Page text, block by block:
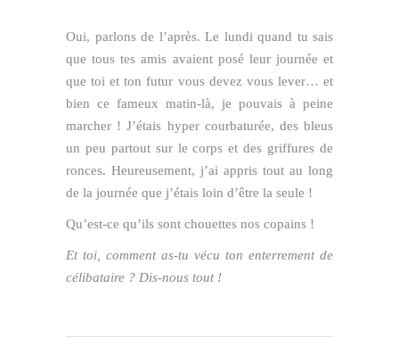
Oui, parlons de l’après. Le lundi quand tu sais
que tous tes amis avaient posé leur journée et
que toi et ton futur vous devez vous lever… et
bien ce fameux matin-là, je pouvais à peine
marcher ! J’étais hyper courbaturée, des bleus
un peu partout sur le corps et des griffures de
ronces. Heureusement, j’ai appris tout au long
de la journée que j’étais loin d’être la seule !
Qu’est-ce qu’ils sont chouettes nos copains !
Et toi, comment as-tu vécu ton enterrement de
célibataire ? Dis-nous tout !